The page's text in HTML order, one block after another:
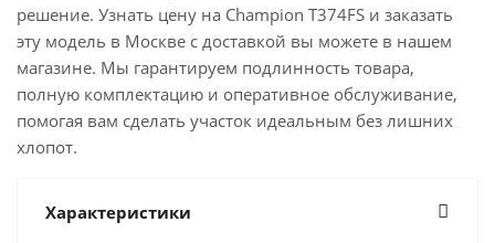
решение. Узнать цену на Champion Т374FS и заказать
эту модель в Москве с доставкой вы можете в нашем
магазине. Мы гарантируем подлинность товара,
полную комплектацию и оперативное обслуживание,
помогая вам сделать участок идеальным без лишних
хлопот.
Характеристики